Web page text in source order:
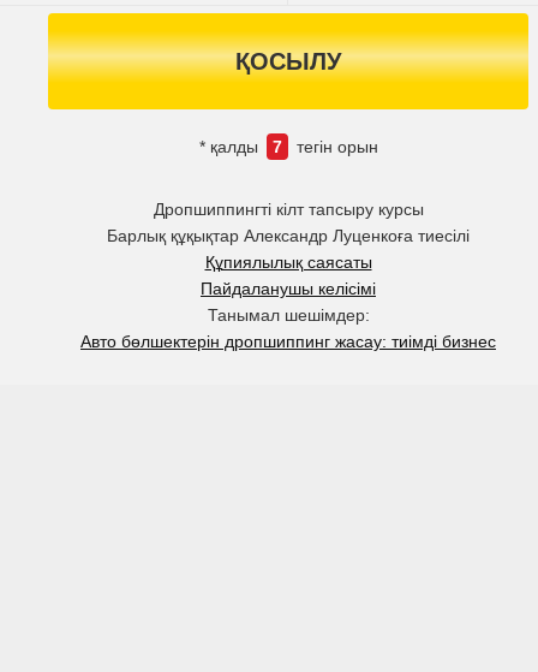
ҚОСЫЛУ
* қалды 7 тегін орын
Дропшиппингті кілт тапсыру курсы
Барлық құқықтар Александр Луценкоға тиесілі
Құпиялылық саясаты
Пайдаланушы келісімі
Танымал шешімдер:
Авто бөлшектерін дропшиппинг жасау: тиімді бизнес